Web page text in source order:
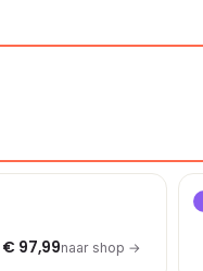
€ 97,99naar shop →